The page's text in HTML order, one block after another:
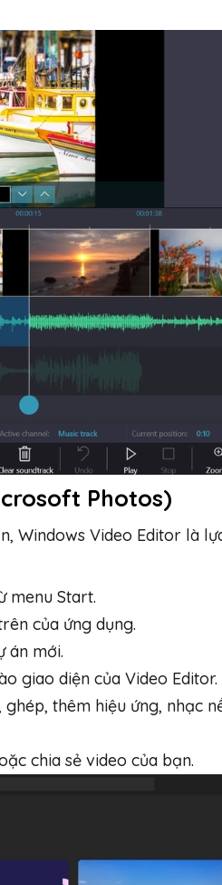
Photos)
Windows Video Editor là
menu Start.
của ứng dụng.
án mới.
giao diện của Video Editor.
thêm hiệu ứng, nhạc
chia sẻ video của bạn.